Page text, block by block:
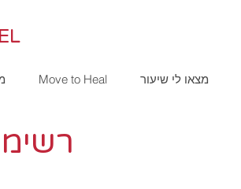
מצאו לי שיעור Move to Heal